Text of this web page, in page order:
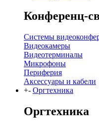
Конференц-
Системы
Видеокамеры
Видеотерминалы
Микрофоны
Периферия
Аксессуары и кабели
+- Оргтехника
Оргтехника